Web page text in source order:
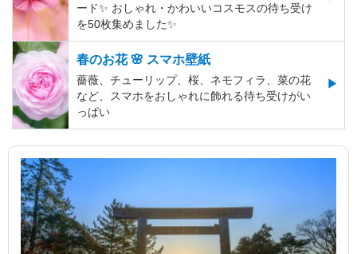
ード✨️ おしゃれ・かわいいコスモスの待ち受け
を50枚集めました✨️
春のお花 🌸 スマホ壁紙
薔薇、チューリップ、桜、ネモフィラ、菜の花
など、スマホをおしゃれに飾れる待ち受けがい
っぱい